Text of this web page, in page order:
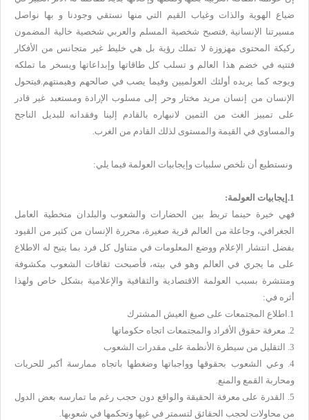
ضياع الهوية والذات وغياب القيم التي منها نستقي وجودنا و بها نواصل
مسيرتنا الإنسانية ,فتصبح شخصية المسلم والعربي شخصية خالية المضمون
ركيكة المحتوى مهزوزة لا تملك رؤية بل هي خليط غير متجانس من الأفكار
فتتيه في خضم هذا العالم و تسلب كل طاقاتها وإبداعاتها ويسخر ما تملكه
ويوجه كما يريده أولئك العولميين وفيما يصب في صالحهم وهيمنتهم.فيتحول
الإنسان من إنسان مريد مختار وحر إلى مسلوب الإرادة ومستعبد غير قادر
على تمييز الغث من الثمين لانبهاره بالقادم إلينا وفقدانه للبديل الناجح
والمساوي في القيمة والمستوى لذلك القادم من الغرب.
ونستطيع أن نلخص سلبيات وإيجابيات العولمة فيما يلي:
1.إيجابيات العولمة:
فهي خيرة حينما تربط بين الحضارات والشعوب والبلدان متخطية العامل
الجغرافي، وجاعلة من العالم قرية صغيرة، محررة الإنسان من كثير من القيود
بفضل انتشار الإعلام ووضع المعلومات في متناول كل فرد بما يتيح له الاطلاع
على ما يجري في العالم وهو في بيته، فأصبحت ثقافات الشعوب مكشوفة
ومنتشرة بسبب العولمة الاقتصادية والثقافية والإعلامية بشكل خاص ولهذا
أثره في:
1.اطلاع المجتمعات على صيغ العيش المشترك
2. معرفة حقوق الأفراد والمجتمعات اتجاه حكوماتها
3. التقليل من سيطرة الأنظمة على مقدرات الشعوب
4. وعي الشعوب بحقوقها وواجباتها وضغطها باتجاه ممارسة أكبر للحريات
ومحاربة القمع والمنع.
5. القدرة على معرفة الحقيقة والواقع دون حجب رغم ما تمارسه بعض الدول
من محاولات لحجب الحقائق لتسمتر في غيها وتحكمها في شعوبها.